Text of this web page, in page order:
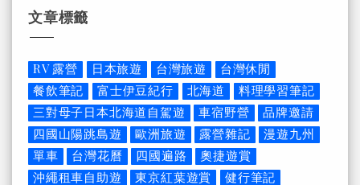
文章標籤
RV 露營 日本旅遊 台灣旅遊
台灣休閒
餐飲筆記
富士伊豆紀行 北海道
料理學習筆記
三對母子日本北海道自駕遊
車宿野營
品牌邀請
四國山陽跳島遊
歐洲旅遊 露營雜記
漫遊九州
單車
台灣花曆 四國遍路
奧捷遊賞
沖繩租車自助遊
東京紅葉遊賞 健行筆記